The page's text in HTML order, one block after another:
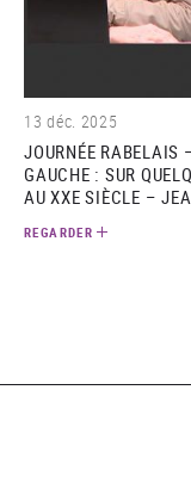
13 déc. 2025
JOURNÉE RABELAIS
GAUCHE : SUR
AU XXE SIÈCLE –
REGARDER